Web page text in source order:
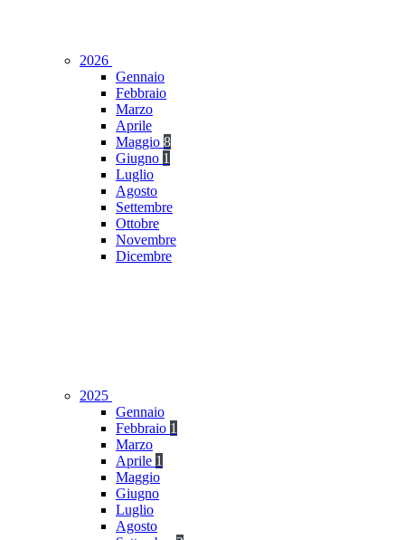
2026
Gennaio
Febbraio
Marzo
Aprile
Maggio 8
Giugno 1
Luglio
Agosto
Settembre
Ottobre
Novembre
Dicembre
2025
Gennaio
Febbraio 1
Marzo
Aprile 1
Maggio
Giugno
Luglio
Agosto